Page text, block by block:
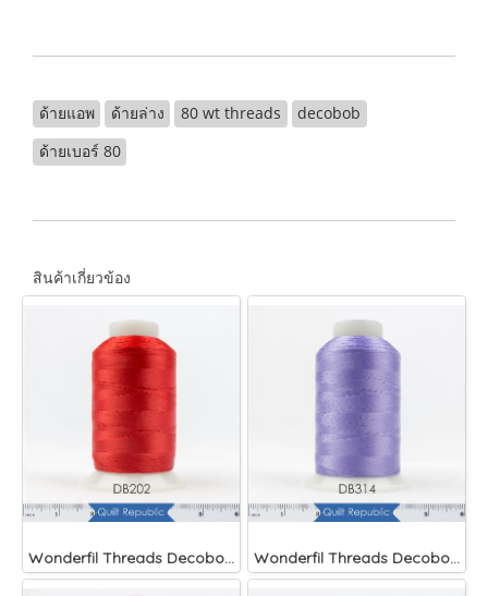
ด้ายแอพ ด้ายล่าง 80 wt threads
decobob
ด้ายเบอร์ 80
สินค้าเกี่ยวข้อง
Wonderfil Threads Decobob Red 2000 Metre Wonderfil Threads Decobob Lilac 2000 Metre